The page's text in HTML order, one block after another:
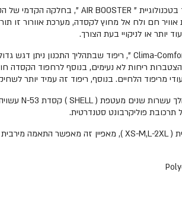
חם ולח אל מחוץ לקסדה, מערכת אוורור זו
יותר או לניקויי בעת הצורך.
ריחות לא נעימים, בנוסף לרחפוד הקסדה
מריפוד הלחיים. בנוסף, ריפוד זה עמיד יותר
תרכובת פוליקרבונט סטנדרטית.